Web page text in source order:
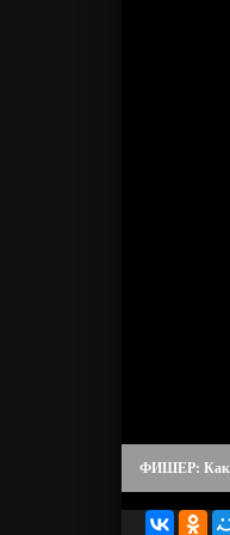
ФИШЕР:
получился 2